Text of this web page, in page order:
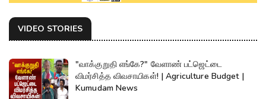
VIDEO STORIES
"வாக்குறுதி எங்கே?" வேளாண் பட்ஜெட்டை
விமர்சித்த விவசாயிகள்! | Agriculture Budget |
Kumudam News